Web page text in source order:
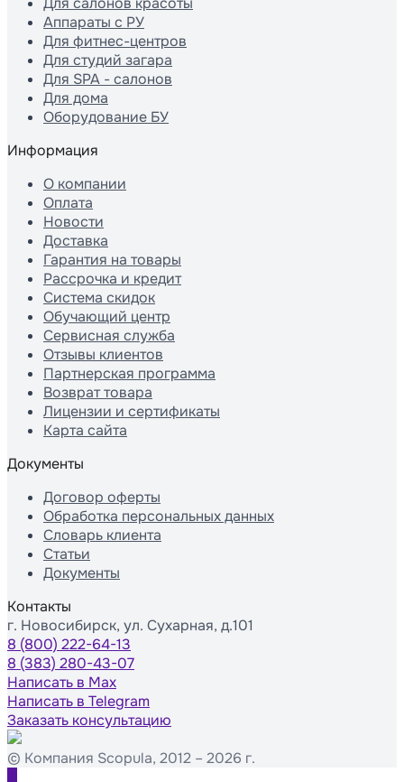
Аппараты с РУ
Для фитнес-центров
Для студий загара
Для SPA - салонов
Для дома
Оборудование БУ
Информация
О компании
Оплата
Новости
Доставка
Гарантия на товары
Рассрочка и кредит
Система скидок
Обучающий центр
Сервисная служба
Отзывы клиентов
Партнерская программа
Возврат товара
Лицензии и сертификаты
Карта сайта
Документы
Договор оферты
Обработка персональных данных
Словарь клиента
Статьи
Документы
Контакты
г. Новосибирск, ул. Сухарная, д.101
8 (800) 222-64-13
8 (383) 280-43-07
Написать в Max
Написать в Telegram
Заказать консультацию
© Компания Scopula, 2012 – 2026 г.